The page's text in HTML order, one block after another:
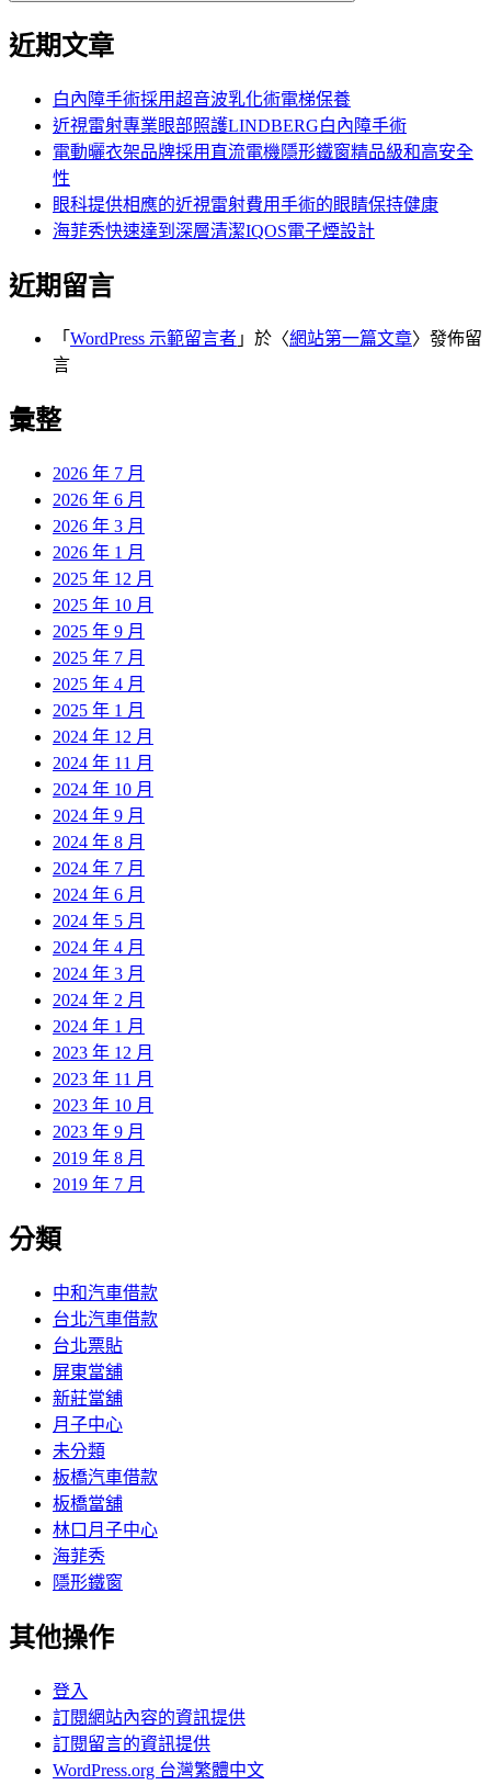
近期文章
白內障手術採用超音波乳化術電梯保養
近視雷射專業眼部照護LINDBERG白內障手術
電動曬衣架品牌採用直流電機隱形鐵窗精品級和高安全
性
眼科提供相應的近視雷射費用手術的眼睛保持健康
海菲秀快速達到深層清潔IQOS電子煙設計
近期留言
「 WordPress 示範留言者 」於〈網站第一篇文章〉發佈留
言
彙整
2026 年 7 月
2026 年 6 月
2026 年 3 月
2026 年 1 月
2025 年 12 月
2025 年 10 月
2025 年 9 月
2025 年 7 月
2025 年 4 月
2025 年 1 月
2024 年 12 月
2024 年 11 月
2024 年 10 月
2024 年 9 月
2024 年 8 月
2024 年 7 月
2024 年 6 月
2024 年 5 月
2024 年 4 月
2024 年 3 月
2024 年 2 月
2024 年 1 月
2023 年 12 月
2023 年 11 月
2023 年 10 月
2023 年 9 月
2019 年 8 月
2019 年 7 月
分類
中和汽車借款
台北汽車借款
台北票貼
屏東當舖
新莊當舖
月子中心
未分類
板橋汽車借款
板橋當舖
林口月子中心
海菲秀
隱形鐵窗
其他操作
登入
訂閱網站內容的資訊提供
訂閱留言的資訊提供
WordPress.org 台灣繁體中文